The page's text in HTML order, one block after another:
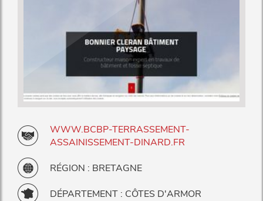
WWW.BCBP-TERRASSEMENT-
ASSAINISSEMENT-DINARD.FR
RÉGION : BRETAGNE
DÉPARTEMENT : CÔTES D'ARMOR